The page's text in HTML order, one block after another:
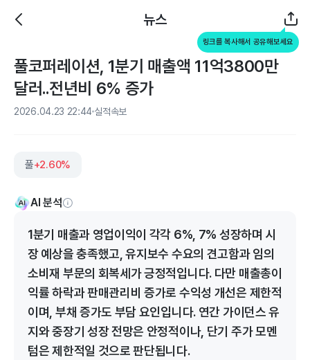
뉴스
링크를 복사해서 공유해보세요
풀코퍼레이션, 1분기 매출액 11억3800만
달러..전년비 6% 증가
2026.04.23 22:44 실적속보
풀+2.60%
AI 분석
1분기 매출과 영업이익이 각각 6%, 7% 성장하며 시
장 예상을 충족했고, 유지보수 수요의 견고함과 임의
소비재 부문의 회복세가 긍정적입니다. 다만 매출총이
익률 하락과 판매관리비 증가로 수익성 개선은 제한적
이며, 부채 증가도 부담 요인입니다. 연간 가이던스 유
지와 중장기 성장 전망은 안정적이나, 단기 주가 모멘
텀은 제한적일 것으로 판단됩니다.